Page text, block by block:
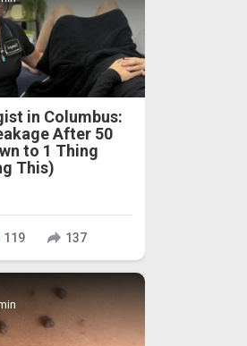
in Columbus:
After 50
to 1 Thing
This)
119 137